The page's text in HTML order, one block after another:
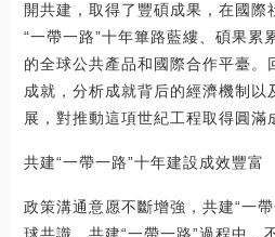
開共建，取得了豐碩成果，在國際
“一帶一路”十年篳路藍縷、碩果累
的全球公共產品和國際合作平臺。
成就，分析成就背后的經濟機制以
展，對推動這項世紀工程取得圓滿
共建“一帶一路”十年建設成效豐富
政策溝通意愿不斷增強，共建“一